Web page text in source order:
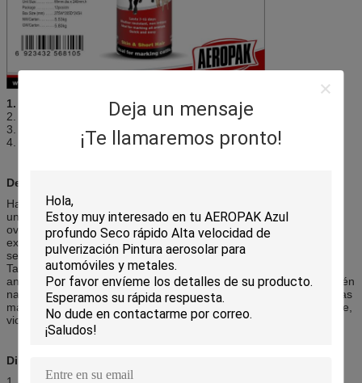
Deja un mensaje
¡Te llamaremos pronto!
1.
Fábrica de ISO&CE
2. buena adherencia
3. altamente reflexivo
4. impermeable fuerte
Descripción:
Hacen capitán Animal Marking Ink de fórmula especial para hacer
una marca duradera, altamente visible en ganado, los cerdos, las
ovejas, el cerdo, el caballo o cualquier ganado. El secado
extremadamente rápido, resiste el descolorarse. Una vez que es
seco, es completamente a prueba de mal tiempo e impermeable.
También ideal para marcar las vacas sincronizadas, vacas secas,
animales medicinales, fechas que refrescan; identificación de recién
nacidos y de las presas; clasificación de animales, o cualquier otras
marcado de necesidades. Los diversos colores de rojo, azul, verde,
violeta y así sucesivamente están disponibles.
Direcciones: